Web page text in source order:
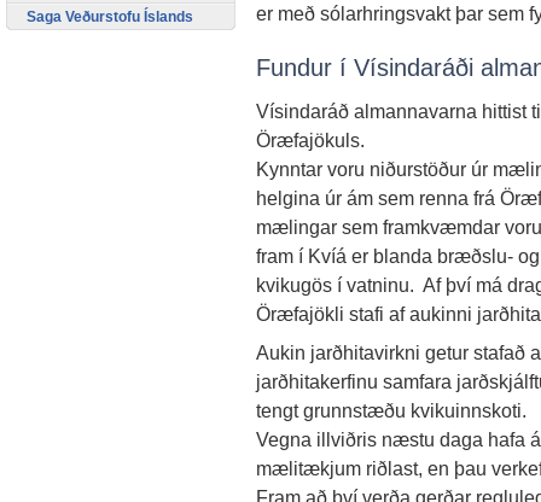
er með sólarhringsvakt þar sem
Fundur í Vísindaráði
Vísindaráð almannavarna hittist
Öræfajökuls.
Kynntar voru niðurstöður úr
helgina úr ám sem renna frá
mælingar sem framkvæmdar
fram í Kvíá er blanda bræðslu-
kvikugös í vatninu. Af því má
Öræfajökli stafi af aukinni
Aukin jarðhitavirkni getur stafað
jarðhitakerfinu samfara
tengt grunnstæðu kvikuinnskoti.
Vegna illviðris næstu daga hafa
mælitækjum riðlast, en þau
Fram að því verða gerðar
Saga Veðurstofu Íslands